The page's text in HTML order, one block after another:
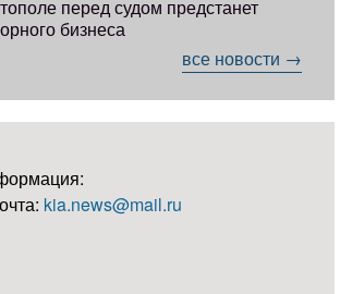
перед судом предстанет
бизнеса
все новости →
kia.news@mail.ru